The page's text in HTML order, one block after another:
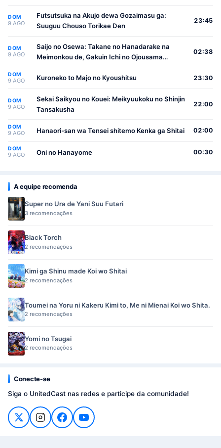
DOM
9 AGO
Futsutsuka na Akujo dewa Gozaimasu ga:
Suuguu Chouso Torikae Den
23:45
DOM
9 AGO
Saijo no Osewa: Takane no Hanadarake na
Meimonkou de, Gakuin Ichi no Ojousama
Osewa suru Koto ni Narimashita
02:38
DOM
9 AGO Kuroneko to Majo no Kyoushitsu 23:30
DOM
9 AGO
Sekai Saikyou no Kouei: Meikyuukoku no Shinjin
Tansakusha
22:00
DOM
9 AGO Hanaori-san wa Tensei shitemo Kenka ga Shitai 02:00
DOM
9 AGO Oni no Hanayome 00:30
A equipe recomenda
Super no Ura de Yani Suu Futari
3 recomendações
Black Torch
2 recomendações
Kimi ga Shinu made Koi wo Shitai
2 recomendações
Toumei na Yoru ni Kakeru Kimi to, Me ni Mienai Koi wo Shita.
2 recomendações
Yomi no Tsugai
2 recomendações
Conecte-se
Siga o UnitedCast nas redes e participe da comunidade!